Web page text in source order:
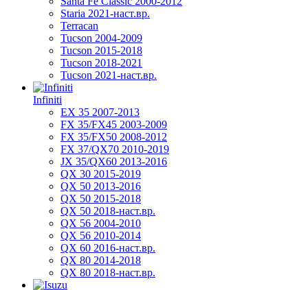
Staria 2021-наст.вр.
Terracan
Tucson 2004-2009
Tucson 2015-2018
Tucson 2018-2021
Tucson 2021-наст.вр.
Infiniti
EX 35 2007-2013
FX 35/FX45 2003-2009
FX 35/FX50 2008-2012
FX 37/QX70 2010-2019
JX 35/QX60 2013-2016
QX 30 2015-2019
QX 50 2013-2016
QX 50 2015-2018
QX 50 2018-наст.вр.
QX 56 2004-2010
QX 56 2010-2014
QX 60 2016-наст.вр.
QX 80 2014-2018
QX 80 2018-наст.вр.